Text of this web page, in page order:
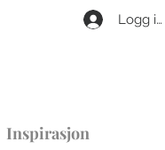
Logg inn
Inspirasjon